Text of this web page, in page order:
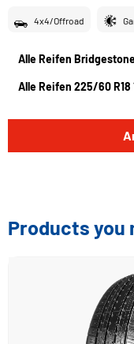
4x4/Offroad
Alle Reifen
Alle Reifen‎ 225/60 R18
Products you